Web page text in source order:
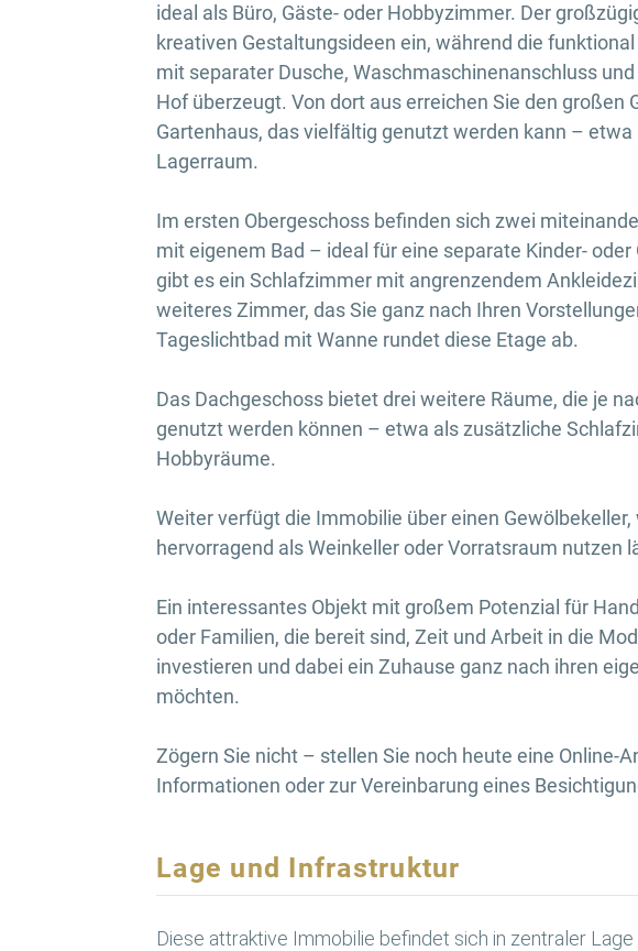
ideal als Büro, Gäste- oder Hobbyzimmer. Der
kreativen Gestaltungsideen ein, während die
mit separater Dusche, Waschmaschinenanschluss
Hof überzeugt. Von dort aus erreichen Sie den großen
Gartenhaus, das vielfältig genutzt werden kann –
Lagerraum.
Im ersten Obergeschoss befinden sich zwei
mit eigenem Bad – ideal für eine separate Kinder-
gibt es ein Schlafzimmer mit angrenzendem
weiteres Zimmer, das Sie ganz nach Ihren
Tageslichtbad mit Wanne rundet diese Etage ab.
Das Dachgeschoss bietet drei weitere Räume, die je
genutzt werden können – etwa als zusätzliche
Hobbyräume.
Weiter verfügt die Immobilie über einen Gewölbekeller,
hervorragend als Weinkeller oder Vorratsraum nutzen
Ein interessantes Objekt mit großem Potenzial für
oder Familien, die bereit sind, Zeit und Arbeit in die
investieren und dabei ein Zuhause ganz nach ihren
möchten.
Zögern Sie nicht – stellen Sie noch heute eine Online-
Informationen oder zur Vereinbarung eines
Lage und Infrastruktur
Diese attraktive Immobilie befindet sich in zentraler